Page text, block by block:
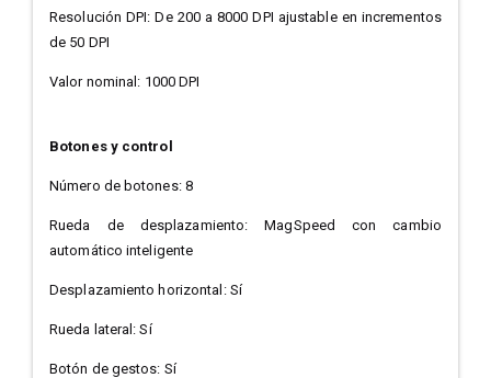
Resolución DPI: De 200 a 8000 DPI ajustable en incrementos
de 50 DPI
Valor nominal: 1000 DPI
Botones y control
Número de botones: 8
Rueda de desplazamiento: MagSpeed con cambio
automático inteligente
Desplazamiento horizontal: Sí
Rueda lateral: Sí
Botón de gestos: Sí